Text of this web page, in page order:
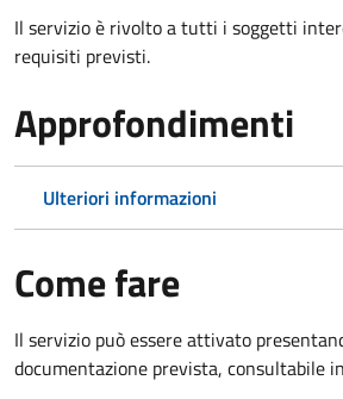
Il servizio è rivolto a tutti i soggetti
requisiti previsti.
Approfondimenti
Ulteriori informazioni
Come fare
Il servizio può essere attivato
documentazione prevista, consultabile